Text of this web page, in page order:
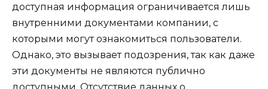
доступная информация ограничивается лишь
внутренними документами компании, с
которыми могут ознакомиться пользователи.
Однако, это вызывает подозрения, так как даже
эти документы не являются публично
доступными. Отсутствие данных о